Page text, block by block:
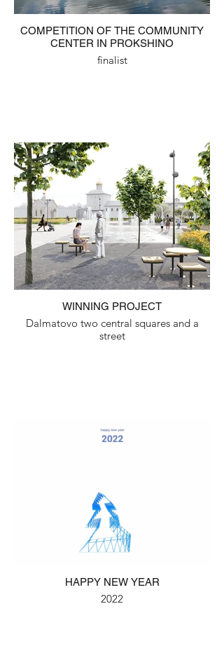
COMPETITION OF THE COMMUNITY
CENTER IN PROKSHINO
finalist
WINNING PROJECT
Dalmatovo two central squares and a
street
HAPPY NEW YEAR
2022